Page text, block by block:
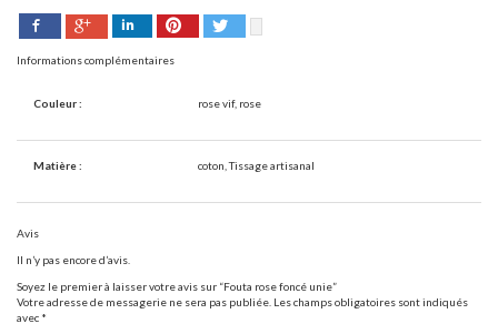
Facebook Google+ LinkedIn Pinterest
Informations complémentaires
Couleur : rose vif, rose
Matière : coton, Tissage artisanal
Avis
Il n’y pas encore d’avis.
Soyez le premier à laisser votre avis sur “Fouta rose foncé unie”
Votre adresse de messagerie ne sera pas publiée. Les champs obligatoires sont indiqués
avec *